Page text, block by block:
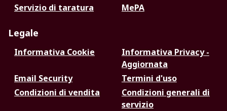
Servizio di taratura
MePA
Legale
Informativa Cookie
Informativa Privacy -
Aggiornata
Email Security
Termini d'uso
Condizioni di vendita
Condizioni generali di
servizio